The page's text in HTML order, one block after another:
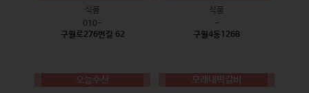
식품
010-
구월로276번길 62
식품
-
구월4동1268
오늘수산 모래내떡갈비